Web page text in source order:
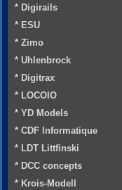
* Digirails
* ESU
* Zimo
* Uhlenbrock
* Digitrax
* LOCOIO
* YD Models
* CDF Informatique
* LDT Littfinski
* DCC concepts
* Krois-Modell